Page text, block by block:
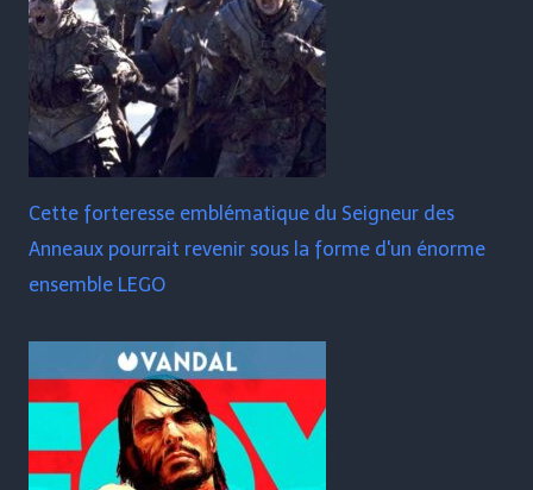
Cette forteresse emblématique du Seigneur des
Anneaux pourrait revenir sous la forme d'un énorme
ensemble LEGO